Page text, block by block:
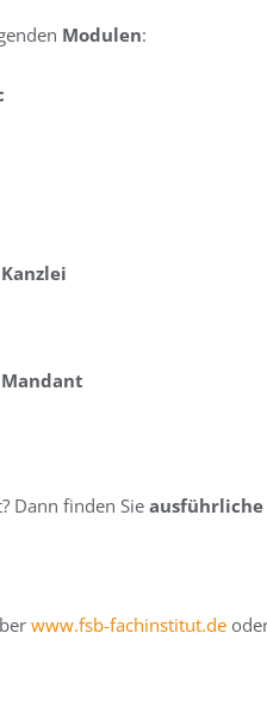
Modulen:
Dann finden Sie
www.fsb-fachinstitut.de